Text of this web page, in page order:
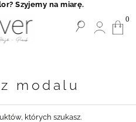
modalu
których szukasz.
0
Szyjemy na miarę.